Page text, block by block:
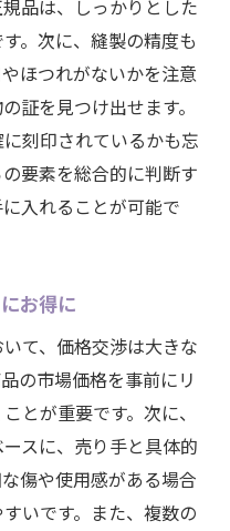
品は、しっかりとした
。次に、縫製の精度も
ほつれがないかを注意
証を見つけ出せます。
刻印されているかも忘
要素を総合的に判断す
入れることが可能で
お得に
て、価格交渉は大きな
の市場価格を事前にリ
とが重要です。次に、
スに、売り手と具体的
傷や使用感がある場合
いです。また、複数の